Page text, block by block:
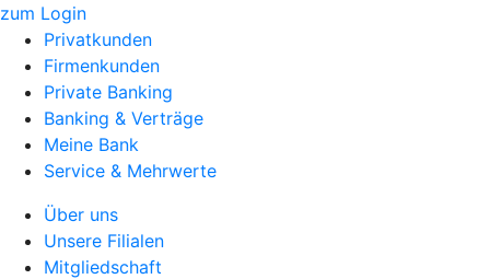
zum Login
Privatkunden
Firmenkunden
Private Banking
Banking & Verträge
Meine Bank
Service & Mehrwerte
Über uns
Unsere Filialen
Mitgliedschaft